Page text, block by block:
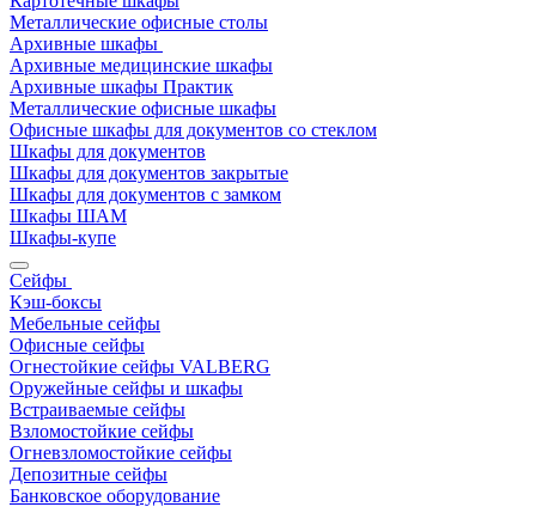
Металлические офисные столы
Архивные шкафы
Архивные медицинские шкафы
Архивные шкафы Практик
Металлические офисные шкафы
Офисные шкафы для документов со стеклом
Шкафы для документов
Шкафы для документов закрытые
Шкафы для документов с замком
Шкафы ШАМ
Шкафы-купе
Сейфы
Кэш-боксы
Мебельные сейфы
Офисные сейфы
Огнестойкие сейфы VALBERG
Оружейные сейфы и шкафы
Встраиваемые сейфы
Взломостойкие сейфы
Огневзломостойкие сейфы
Депозитные сейфы
Банковское оборудование